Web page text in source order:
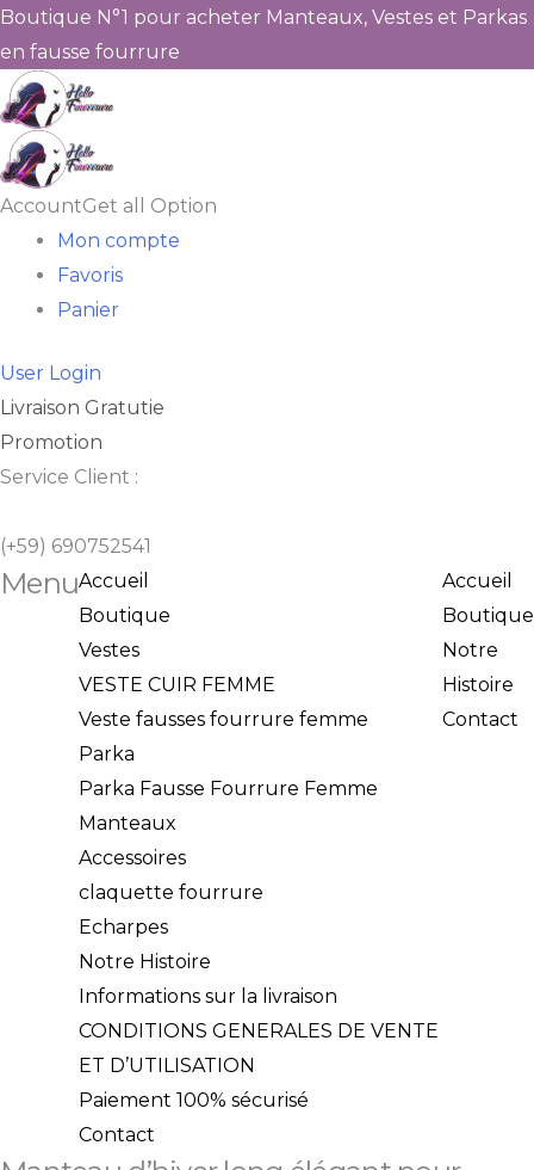
Boutique N°1 pour acheter Manteaux, Vestes et Parkas
en fausse fourrure
AccountGet all Option
Mon compte
Favoris
Panier
User Login
Livraison Gratutie
Promotion
Service Client :
(+59) 690752541
MenuAccueil
Boutique
Vestes
VESTE CUIR FEMME
Veste fausses fourrure femme
Parka
Parka Fausse Fourrure Femme
Manteaux
Accessoires
claquette fourrure
Echarpes
Notre Histoire
Informations sur la livraison
CONDITIONS GENERALES DE VENTE
ET D’UTILISATION
Paiement 100% sécurisé
Contact
Accueil
Boutique
Notre
Histoire
Contact